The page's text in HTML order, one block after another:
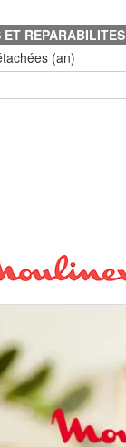
ET REPARABILITES
(an)